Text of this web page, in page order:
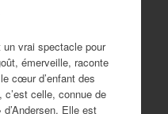
vrai spectacle pour
émerveille, raconte
cœur d’enfant des
c’est celle, connue de
Elle est